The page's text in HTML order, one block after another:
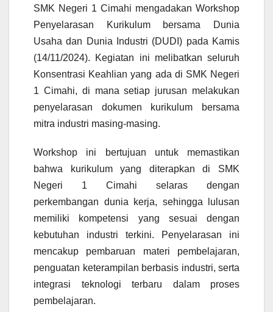
SMK Negeri 1 Cimahi mengadakan Workshop
Penyelarasan Kurikulum bersama Dunia
Usaha dan Dunia Industri (DUDI) pada Kamis
(14/11/2024). Kegiatan ini melibatkan seluruh
Konsentrasi Keahlian yang ada di SMK Negeri
1 Cimahi, di mana setiap jurusan melakukan
penyelarasan dokumen kurikulum bersama
mitra industri masing-masing.
Workshop ini bertujuan untuk memastikan
bahwa kurikulum yang diterapkan di SMK
Negeri 1 Cimahi selaras dengan
perkembangan dunia kerja, sehingga lulusan
memiliki kompetensi yang sesuai dengan
kebutuhan industri terkini. Penyelarasan ini
mencakup pembaruan materi pembelajaran,
penguatan keterampilan berbasis industri, serta
integrasi teknologi terbaru dalam proses
pembelajaran.